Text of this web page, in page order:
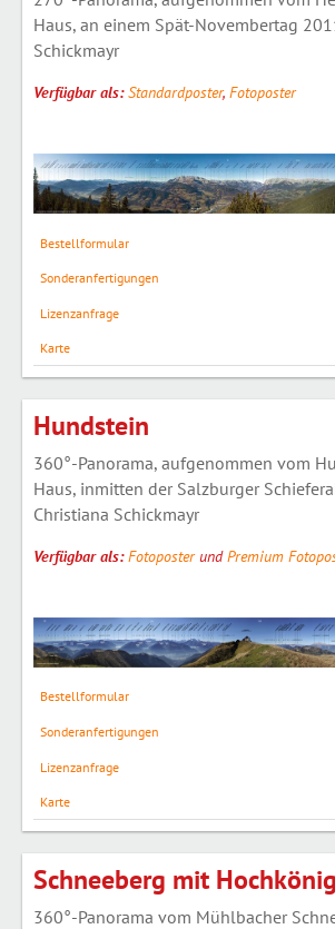
Haus, an einem Spät-Novembertag
Schickmayr
Verfügbar als:Standardposter, Fotoposter
Bestellformular
Sonderanfertigungen
Lizenzanfrage
Karte
Hundstein
360°-Panorama, aufgenommen vom
Haus, inmitten der Salzburger
Christiana Schickmayr
Verfügbar als:FotoposterundPremium
Bestellformular
Sonderanfertigungen
Lizenzanfrage
Karte
Schneeberg mit Hochkönig
360°-Panorama vom Mühlbacher